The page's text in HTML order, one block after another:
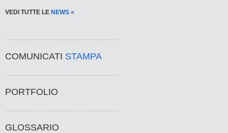
VEDI TUTTE LE NEWS »
COMUNICATI STAMPA
PORTFOLIO
GLOSSARIO